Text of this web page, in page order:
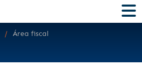
Área fiscal